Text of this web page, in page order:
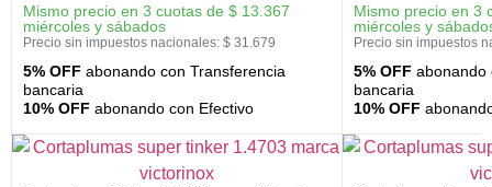
Mismo precio en 3 cuotas de $ 13.367
miércoles y sábados
Precio sin impuestos nacionales: $ 31.679
5% OFF abonando con Transferencia
bancaria
10% OFF abonando con Efectivo
Mismo precio en 3
miércoles y
Precio sin impuestos
5% OFF abonando
bancaria
10% OFF